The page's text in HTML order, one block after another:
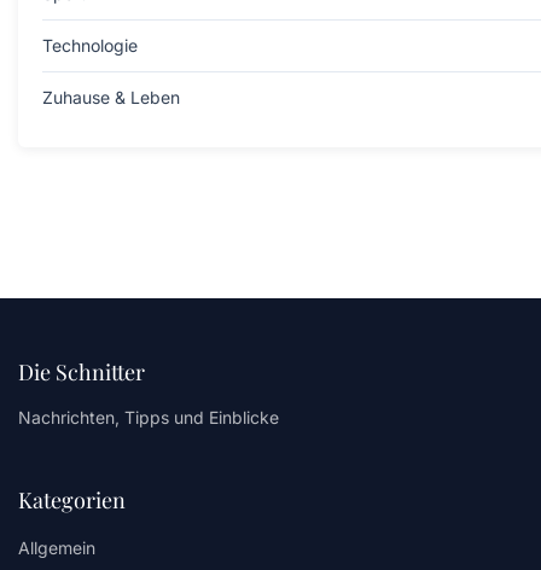
Technologie
Zuhause & Leben
Die Schnitter
Nachrichten, Tipps und Einblicke
Kategorien
Allgemein